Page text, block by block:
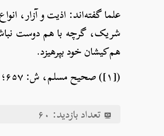
علما گفته‌اند: اذیت و آزار،
شریک، گرچه با هم دوست
هم‌کیشان خود بپرهیزد.
([۱]) صحیح مسلم، ش: ۶۵۷؛ پیش‌تر به‌شماره‌ی۲۳۷ گذشت.
تعداد بازدید: ۶۰